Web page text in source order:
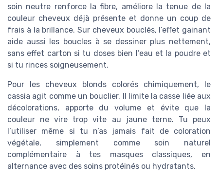
soin neutre renforce la fibre, améliore la tenue de la
couleur cheveux déjà présente et donne un coup de
frais à la brillance. Sur cheveux bouclés, l’effet gainant
aide aussi les boucles à se dessiner plus nettement,
sans effet carton si tu doses bien l’eau et la poudre et
si tu rinces soigneusement.
Pour les cheveux blonds colorés chimiquement, le
cassia agit comme un bouclier. Il limite la casse liée aux
décolorations, apporte du volume et évite que la
couleur ne vire trop vite au jaune terne. Tu peux
l’utiliser même si tu n’as jamais fait de coloration
végétale, simplement comme soin naturel
complémentaire à tes masques classiques, en
alternance avec des soins protéinés ou hydratants.